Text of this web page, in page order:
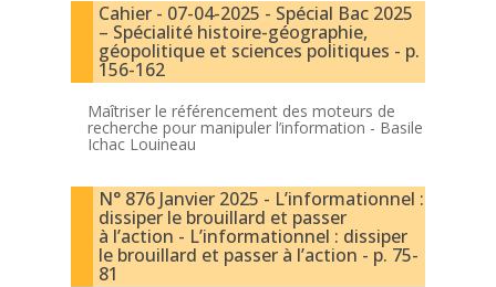
Cahier - 07-04-2025 - Spécial Bac 2025
– Spécialité histoire-géographie,
géopolitique et sciences politiques - p.
156-162
Maîtriser le référencement des moteurs de
recherche pour manipuler l’information - Basile
Ichac Louineau
N° 876 Janvier 2025 - L’informationnel :
dissiper le brouillard et passer
à l’action - L’informationnel : dissiper
le brouillard et passer à l’action - p. 75-
81